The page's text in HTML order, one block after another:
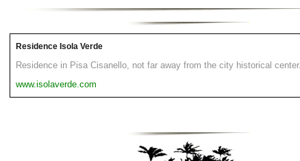
Residence Isola Verde
Residence in Pisa Cisanello, not far away from the city historical center.
www.isolaverde.com